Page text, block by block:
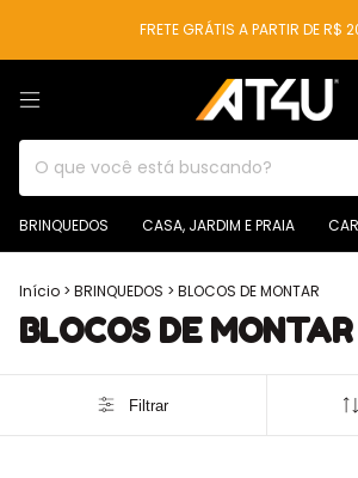
FRETE GRÁTIS A PARTIR DE R$
BRINQUEDOS CASA, JARDIM E PRAIA
Início > BRINQUEDOS > BLOCOS DE MONTAR
BLOCOS DE MONTAR
Filtrar